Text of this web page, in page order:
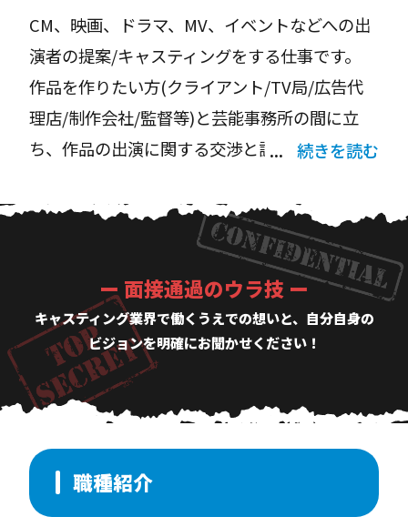
CM、映画、ドラマ、MV、イベントなどへの出
演者の提案/キャスティングをする仕事です。
作品を作りたい方(クライアント/TV局/広告代
理店/制作会社/監督等)と芸能事務所の間に立
ち、作品の出演に関する交渉と調整をおこない
ないます。携わった作品が人々に大きな影響を
与えることもある魅力的な仕事です！
続きを読む
ー 面接通過のウラ技 ー
キャスティング業界で働くうえでの想いと、自分自身の
ビジョンを明確にお聞かせください！
職種紹介